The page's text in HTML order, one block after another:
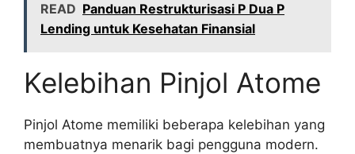
READ Panduan Restrukturisasi P Dua P
Lending untuk Kesehatan Finansial
Kelebihan Pinjol Atome
Pinjol Atome memiliki beberapa kelebihan yang
membuatnya menarik bagi pengguna modern.